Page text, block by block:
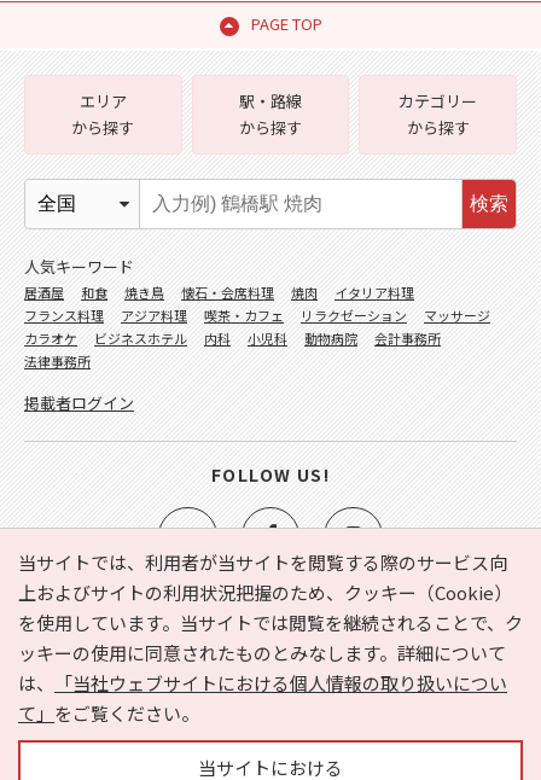
PAGE TOP
当サイトでは、利用者が当サイトを閲覧する際のサービス向
上およびサイトの利用状況把握のため、クッキー（Cookie）
を使用しています。当サイトでは閲覧を継続されることで、ク
ッキーの使用に同意されたものとみなします。詳細について
は、
「当社ウェブサイトにおける個人情報の取り扱いについ
て」 をご覧ください。
当サイトにおける
e-NAVITA（イーナビタ）とは？ お気に入り
ヘルプ
利用規約
個人情報の取り扱いについて
運営会社
サイトマップ
広告掲載に関するお問い合わせ
エリア
から探す
駅・路線
から探す
カテゴリー
から探す
検索
人気キーワード
居酒屋 和食 焼き鳥 懐石・会席料理 焼肉
イタリア料理
フランス料理
アジア料理 喫茶・カフェ リラクゼーション
マッサージ
カラオケ
ビジネスホテル 内科 小児科 動物病院
会計事務所
法律事務所
掲載者ログイン
FOLLOW US!